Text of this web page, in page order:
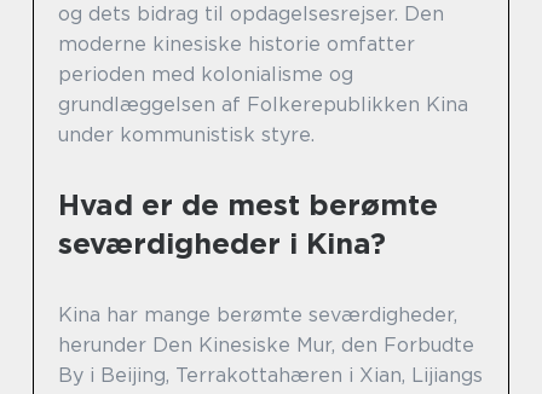
og dets bidrag til opdagelsesrejser. Den
moderne kinesiske historie omfatter
perioden med kolonialisme og
grundlæggelsen af Folkerepublikken Kina
under kommunistisk styre.
Hvad er de mest berømte
seværdigheder i Kina?
Kina har mange berømte seværdigheder,
herunder Den Kinesiske Mur, den Forbudte
By i Beijing, Terrakottahæren i Xian, Lijiangs